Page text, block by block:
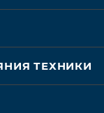
ТЕХНИКИ